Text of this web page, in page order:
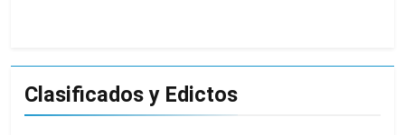
Clasificados y Edictos